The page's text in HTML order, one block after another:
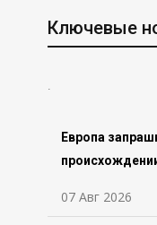
Ключевые
Европа
07 Авг 2026